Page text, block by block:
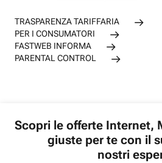
TRASPARENZA TARIFFARIA
PER I CONSUMATORI
FASTWEB INFORMA
PARENTAL CONTROL
Scopri le offerte Internet,
giuste per te con il
nostri